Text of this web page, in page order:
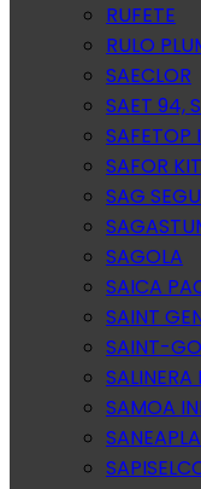
RUFETE
RULO
SAECLOR
SAET 94,
SAFETOP
SAFOR KIT
SAG
SAGOLA
SAICA
SAINT
SAINT-
SALINERA
SAMOA